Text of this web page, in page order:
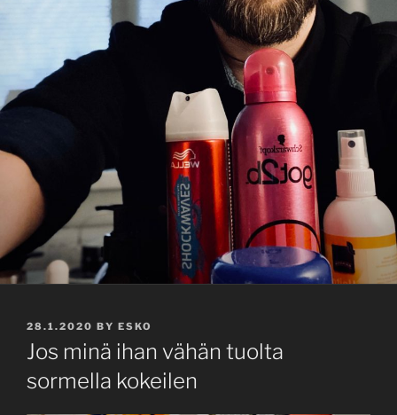
POSTED
ON
28.1.2020 BY ESKO
Jos minä ihan vähän tuolta
sormella kokeilen